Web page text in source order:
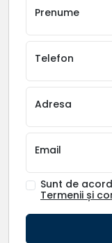
Prenume
Telefon
Adresa
Email
Sunt de
Termenii și